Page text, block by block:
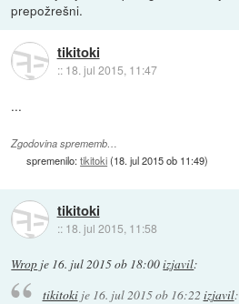
prepožrešni.
tikitoki
:: 18. jul 2015, 11:47
...
Zgodovina sprememb…
spremenilo:tikitoki(18. jul 2015 ob 11:49)
tikitoki
:: 18. jul 2015, 11:58
Wrop je 16. jul 2015 ob 18:00izjavil:
tikitokije 16. jul 2015 ob 16:22 izjavil: